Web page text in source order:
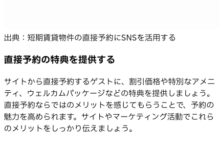
出典：短期賃貸物件の直接予約にSNSを活用する
直接予約の特典を提供する
サイトから直接予約するゲストに、割引価格や特別なアメニ
ティ、ウェルカムパッケージなどの特典を提供しましょう。
直接予約ならではのメリットを感じてもらうことで、予約の
魅力を高められます。サイトやマーケティング活動でこれら
のメリットをしっかり伝えましょう。